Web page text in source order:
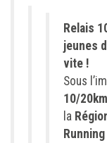
Relais
jeunes
vite !
Sous
10/
la
Running